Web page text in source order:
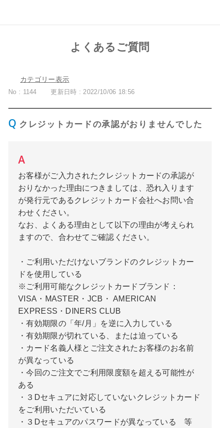
よくあるご質問
カテゴリー表示
No : 1144 更新日時 : 2022/10/06 18:56
クレジットカードの承認がおりませんでした
お客様がご入力されたクレジットカードの承認が
おりなかった理由につきましては、恐れ入ります
が発行元であるクレジットカード会社へお問い合
わせください。
なお、よくある理由として以下の理由が考えられ
ますので、合わせてご確認ください。
・ご利用いただけないブランドのクレジットカー
ドを使用している
※ご利用可能なクレジットカードブランド：
VISA・MASTER・JCB・ AMERICAN
EXPRESS・DINERS CLUB
・有効期限の「年/月」を逆に入力している
・有効期限が切れている、または迫っている
・カード名義人様とご注文されたお客様のお名前
が異なっている
・今回のご注文でご利用限度額を超える可能性が
ある
・３Dセキュアに対応していないクレジットカード
をご利用いただいている
・３Dセキュアのパスワードが異なっている 等